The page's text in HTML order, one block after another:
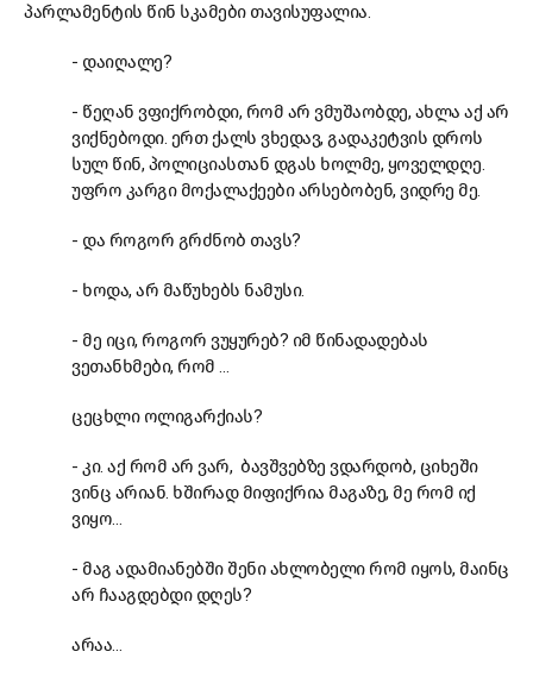
პარლამენტის წინ სკამები თავისუფალია.
- დაიღალე?
- წეღან ვფიქრობდი, რომ არ ვმუშაობდე, ახლა აქ არ
ვიქნებოდი. ერთ ქალს ვხედავ, გადაკეტვის დროს
სულ წინ, პოლიციასთან დგას ხოლმე, ყოველდღე.
უფრო კარგი მოქალაქეები არსებობენ, ვიდრე მე.
- და როგორ გრძნობ თავს?
- ხოდა, არ მაწუხებს ნამუსი.
- მე იცი, როგორ ვუყურებ? იმ წინადადებას
ვეთანხმები, რომ …
ცეცხლი ოლიგარქიას?
- კი. აქ რომ არ ვარ, ბავშვებზე ვდარდობ, ციხეში
ვინც არიან. ხშირად მიფიქრია მაგაზე, მე რომ იქ
ვიყო…
- მაგ ადამიანებში შენი ახლობელი რომ იყოს, მაინც
არ ჩააგდებდი დღეს?
არაა…